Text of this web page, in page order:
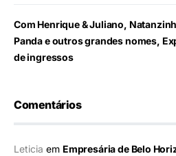
Com Henrique & Juliano,
Panda e outros grandes nomes,
de ingressos
Comentários
Leticia em Empresária de Belo